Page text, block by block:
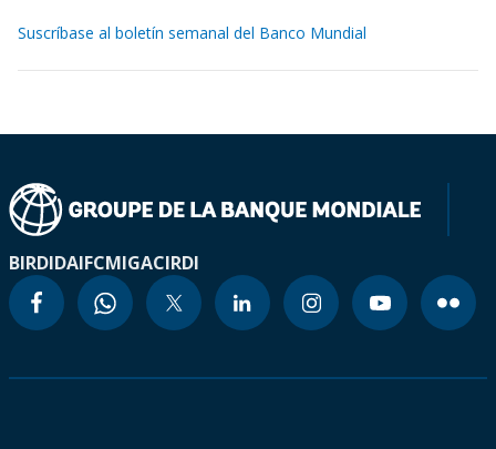
Suscríbase al boletín semanal del Banco Mundial
BIRDIDAIFCMIGACIRDI